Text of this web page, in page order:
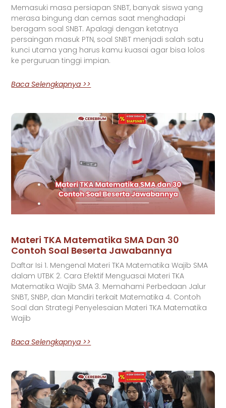
Memasuki masa persiapan SNBT, banyak siswa yang
merasa bingung dan cemas saat menghadapi
beragam soal SNBT. Apalagi dengan ketatnya
persaingan masuk PTN, soal SNBT menjadi salah satu
kunci utama yang harus kamu kuasai agar bisa lolos
ke perguruan tinggi impian.
Baca Selengkapnya >>
Materi TKA Matematika SMA Dan 30
Contoh Soal Beserta Jawabannya
Daftar Isi 1. Mengenal Materi TKA Matematika Wajib SMA
dalam UTBK 2. Cara Efektif Menguasai Materi TKA
Matematika Wajib SMA 3. Memahami Perbedaan Jalur
SNBT, SNBP, dan Mandiri terkait Matematika 4. Contoh
Soal dan Strategi Penyelesaian Materi TKA Matematika
Wajib
Baca Selengkapnya >>